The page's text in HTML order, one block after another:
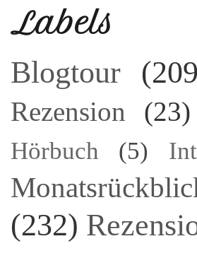
Labels
Blogtour
Rezension (23)
Hörbuch (5)
(232)